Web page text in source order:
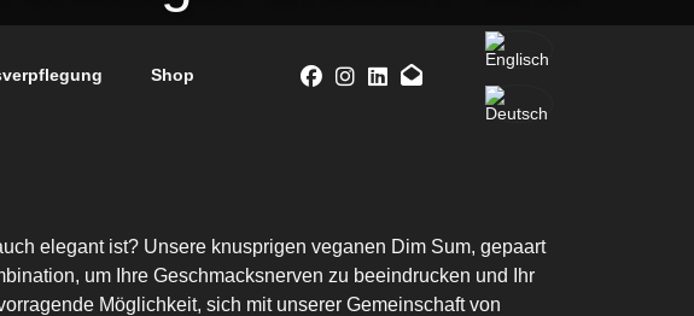
Shop
elegant ist? Unsere knusprigen veganen Dim Sum, gepaart
um Ihre Geschmacksnerven zu beeindrucken und Ihr
Möglichkeit, sich mit unserer Gemeinschaft von